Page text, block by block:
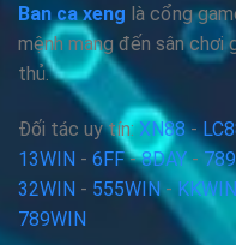
Ban ca xeng là cổng
mệnh mang đến sân
thủ.
Đối tác uy tín:XN88-
13WIN - 6FF-8DAY-
32WIN - 555WIN-KKWIN
789WIN